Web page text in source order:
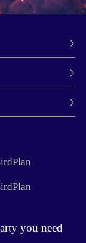
you need